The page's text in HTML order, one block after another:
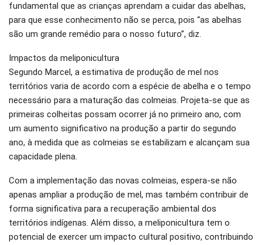
fundamental que as crianças aprendam a cuidar das abelhas,
para que esse conhecimento não se perca, pois “as abelhas
são um grande remédio para o nosso futuro”, diz.
Impactos da meliponicultura
Segundo Marcel, a estimativa de produção de mel nos
territórios varia de acordo com a espécie de abelha e o tempo
necessário para a maturação das colmeias. Projeta-se que as
primeiras colheitas possam ocorrer já no primeiro ano, com
um aumento significativo na produção a partir do segundo
ano, à medida que as colmeias se estabilizam e alcançam sua
capacidade plena.
Com a implementação das novas colmeias, espera-se não
apenas ampliar a produção de mel, mas também contribuir de
forma significativa para a recuperação ambiental dos
territórios indígenas. Além disso, a meliponicultura tem o
potencial de exercer um impacto cultural positivo, contribuindo